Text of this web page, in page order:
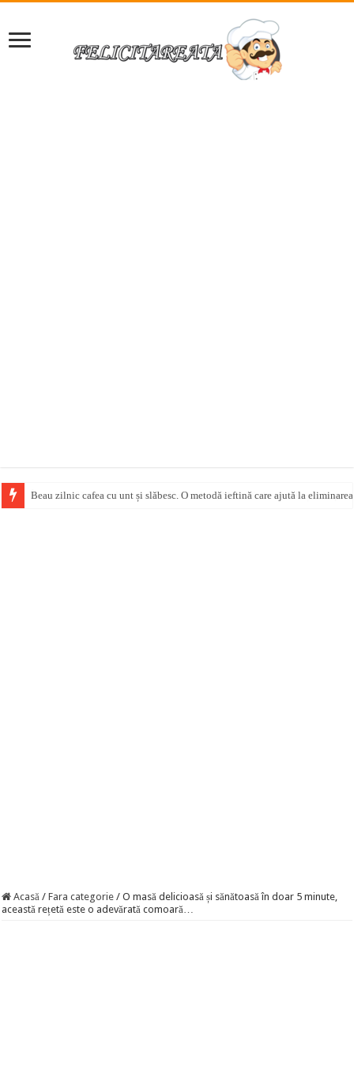
Beau zilnic cafea cu unt și slăbesc. O metodă ieftină care ajută la
Acasă / Fara categorie / O masă delicioasă și sănătoasă în doar 5 minute,
această rețetă este o adevărată comoară…